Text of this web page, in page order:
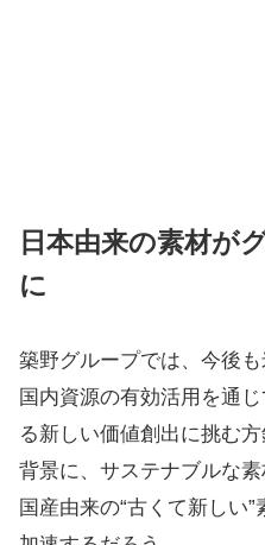
日本由来の素材が
に
築野グループでは、今後
国内資源の有効活用を通
る新しい価値創出に挑む
背景に、サステナブルな
国産由来の“古くて新しい